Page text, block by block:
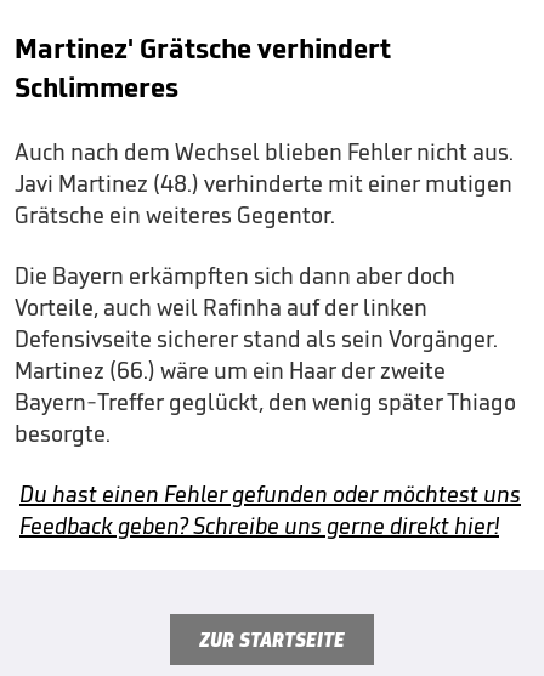
Martinez' Grätsche verhindert
Schlimmeres
Auch nach dem Wechsel blieben Fehler nicht aus.
Javi Martinez (48.) verhinderte mit einer mutigen
Grätsche ein weiteres Gegentor.
Die Bayern erkämpften sich dann aber doch
Vorteile, auch weil Rafinha auf der linken
Defensivseite sicherer stand als sein Vorgänger.
Martinez (66.) wäre um ein Haar der zweite
Bayern-Treffer geglückt, den wenig später Thiago
besorgte.
Du hast einen Fehler gefunden oder möchtest uns
Feedback geben? Schreibe uns gerne direkt hier!
ZUR STARTSEITE